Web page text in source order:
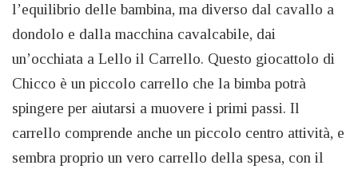
l’equilibrio delle bambina, ma diverso dal cavallo a
dondolo e dalla macchina cavalcabile, dai
un’occhiata a Lello il Carrello. Questo giocattolo di
Chicco è un piccolo carrello che la bimba potrà
spingere per aiutarsi a muovere i primi passi. Il
carrello comprende anche un piccolo centro attività, e
sembra proprio un vero carrello della spesa, con il